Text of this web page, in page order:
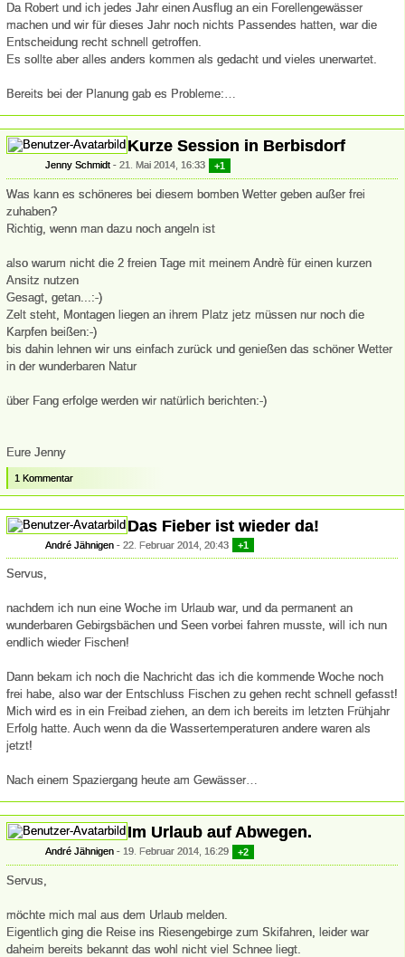
Da Robert und ich jedes Jahr einen Ausflug an ein Forellengewässer
machen und wir für dieses Jahr noch nichts Passendes hatten, war die
Entscheidung recht schnell getroffen.
Es sollte aber alles anders kommen als gedacht und vieles unerwartet.
Bereits bei der Planung gab es Probleme:…
Kurze Session in Berbisdorf
Jenny Schmidt 21. Mai 2014, 16:33 +1
Was kann es schöneres bei diesem bomben Wetter geben außer frei
zuhaben?
Richtig, wenn man dazu noch angeln ist
also warum nicht die 2 freien Tage mit meinem Andrè für einen kurzen
Ansitz nutzen
Gesagt, getan...:-)
Zelt steht, Montagen liegen an ihrem Platz jetz müssen nur noch die
Karpfen beißen:-)
bis dahin lehnen wir uns einfach zurück und genießen das schöner Wetter
in der wunderbaren Natur
über Fang erfolge werden wir natürlich berichten:-)
Eure Jenny
1 Kommentar
Das Fieber ist wieder da!
André Jähnigen 22. Februar 2014, 20:43 +1
Servus,
nachdem ich nun eine Woche im Urlaub war, und da permanent an
wunderbaren Gebirgsbächen und Seen vorbei fahren musste, will ich nun
endlich wieder Fischen!
Dann bekam ich noch die Nachricht das ich die kommende Woche noch
frei habe, also war der Entschluss Fischen zu gehen recht schnell gefasst!
Mich wird es in ein Freibad ziehen, an dem ich bereits im letzten Frühjahr
Erfolg hatte. Auch wenn da die Wassertemperaturen andere waren als
jetzt!
Nach einem Spaziergang heute am Gewässer…
Im Urlaub auf Abwegen.
André Jähnigen 19. Februar 2014, 16:29 +2
Servus,
möchte mich mal aus dem Urlaub melden.
Eigentlich ging die Reise ins Riesengebirge zum Skifahren, leider war
daheim bereits bekannt das wohl nicht viel Schnee liegt.